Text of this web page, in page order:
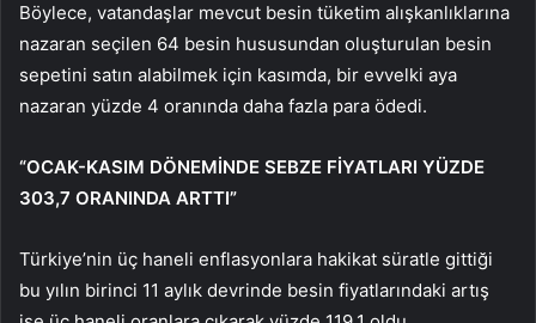
Böylece, vatandaşlar mevcut besin tüketim alışkanlıklarına
nazaran seçilen 64 besin hususundan oluşturulan besin
sepetini satın alabilmek için kasımda, bir evvelki aya
nazaran yüzde 4 oranında daha fazla para ödedi.
“OCAK-KASIM DÖNEMİNDE SEBZE FİYATLARI YÜZDE
303,7 ORANINDA ARTTI”
Türkiye’nin üç haneli enflasyonlara hakikat süratle gittiği
bu yılın birinci 11 aylık devrinde besin fiyatlarındaki artış